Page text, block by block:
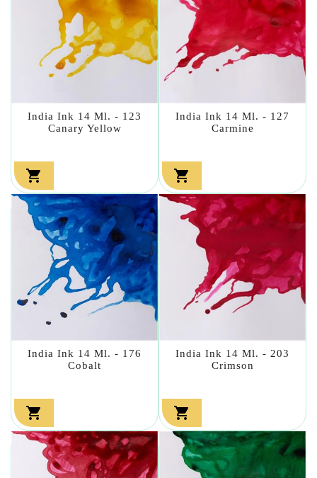
India Ink 14 Ml. - 123
Canary Yellow

India Ink 14 Ml. - 127
Carmine

India Ink 14 Ml. - 176
Cobalt

India Ink 14 Ml. - 203
Crimson
